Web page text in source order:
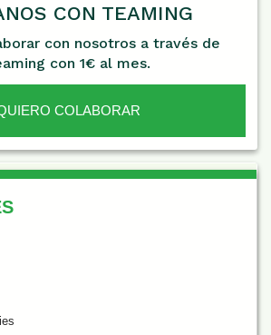
CON TEAMING
con nosotros a través de
con 1€ al mes.
COLABORAR